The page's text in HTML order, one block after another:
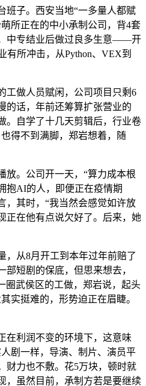
子。西安当地“一多量人都赋
所正在的中小承制公司，背4套
中专结业后做过良多生意——开
有所冲击，从Python、VEX到
做人员赋闲，公司项目只剩6
的话，年前还筹算扩张营业的
。自学了十几天剪辑后，行业卷
得不到满脚，郑岩想着，随
。公司开一天，“算力成本根
抱AI的人，即便正在疫情期
，其时，“我当然会感觉如许放
正在他有点说欠好了。后来，她
从8月开工到本年过年前赔了
短剧的保底，但思来想去，
圈武侯区的工做，郑岩说，起头
实挺难的，形势迫正在眉睫。
利润不变的环境下，这意味
剧一样，导演、制片、演员平
财力也不敷。花5万块，顿时就
，虽然目前，承制方若是要继续